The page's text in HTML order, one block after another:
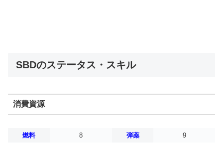
SBDのステータス・スキル
消費資源
燃料 8 弾薬 9